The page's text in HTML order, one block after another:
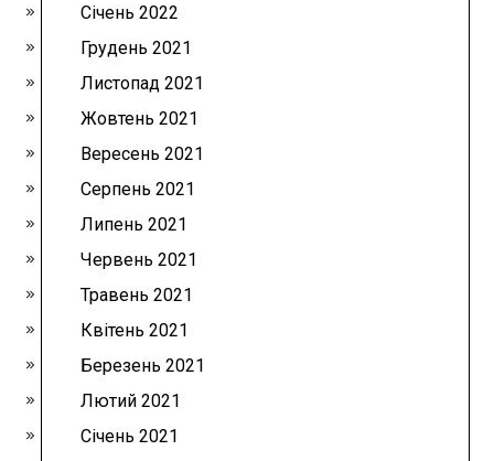
Січень 2022
Грудень 2021
Листопад 2021
Жовтень 2021
Вересень 2021
Серпень 2021
Липень 2021
Червень 2021
Травень 2021
Квітень 2021
Березень 2021
Лютий 2021
Січень 2021